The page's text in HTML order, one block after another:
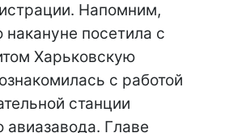
Напомним,
посетила с
Харьковскую
с работой
станции
авиазавода. Главе